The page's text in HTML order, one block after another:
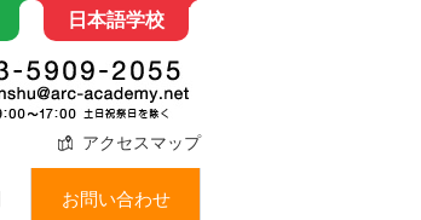
日本語学校
アクセスマップ
お問い合わせ